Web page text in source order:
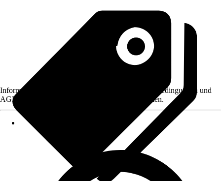
Informationen des Verkäufers, wie z. B. Rückgabebedingungen und
AGB, finden Sie bei Klick auf den Verkäufernamen.